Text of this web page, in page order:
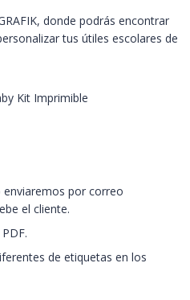
donde podrás encontrar
tus útiles escolares de
Kit Imprimible
enviaremos por correo
el cliente.
de etiquetas en los